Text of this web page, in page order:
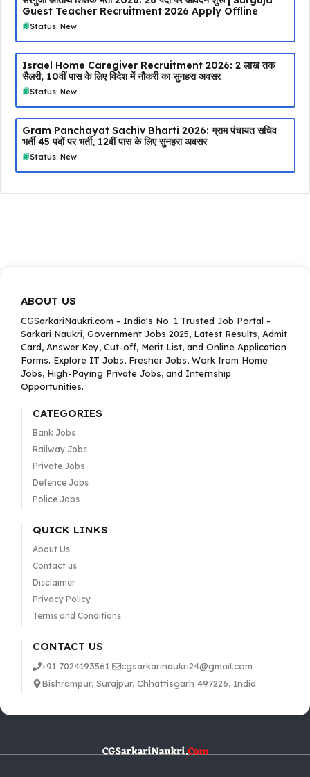
Guest Teacher Recruitment 2026 Apply Offline
Status: New
Israel Home Caregiver Recruitment 2026: ₹2 लाख तक
सैलरी, 10वीं पास के लिए विदेश में नौकरी का सुनहरा अवसर
Status: New
Gram Panchayat Sachiv Bharti 2026: ग्राम पंचायत सचिव
भर्ती 45 पदों पर भर्ती, 12वीं पास के लिए सुनहरा अवसर
Status: New
ABOUT US
CGSarkariNaukri.com - India's No. 1 Trusted Job Portal -
Sarkari Naukri, Government Jobs 2025, Latest Results, Admit
Card, Answer Key, Cut-off, Merit List, and Online Application
Forms. Explore IT Jobs, Fresher Jobs, Work from Home
Jobs, High-Paying Private Jobs, and Internship
Opportunities.
CATEGORIES
Bank Jobs
Railway Jobs
Private Jobs
Defence Jobs
Police Jobs
QUICK LINKS
About Us
Contact us
Disclaimer
Privacy Policy
Terms and Conditions
CONTACT US
+91 7024193561
cgsarkarinaukri24@gmail.com
Bishrampur, Surajpur, Chhattisgarh 497226, India